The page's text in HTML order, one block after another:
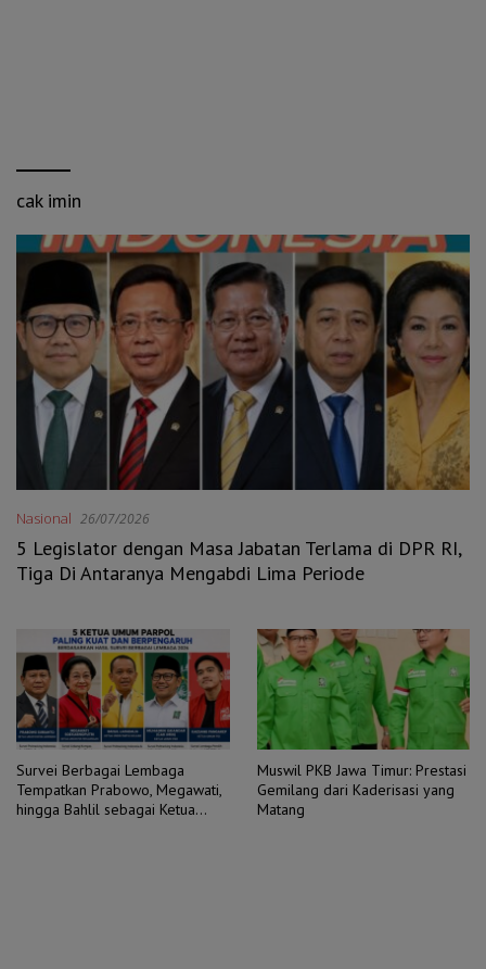
cak imin
Nasional 26/07/2026
5 Legislator dengan Masa Jabatan Terlama di DPR RI,
Tiga Di Antaranya Mengabdi Lima Periode
Survei Berbagai Lembaga
Tempatkan Prabowo, Megawati,
hingga Bahlil sebagai Ketua
Muswil PKB Jawa Timur: Prestasi
Gemilang dari Kaderisasi yang
Matang